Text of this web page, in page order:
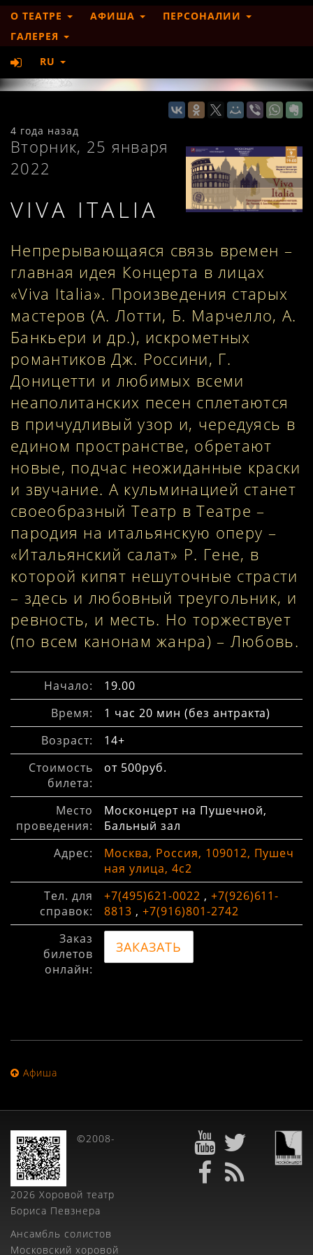
О ТЕАТРЕ АФИША
ПЕРСОНАЛИИ
ГАЛЕРЕЯ
RU
4 года назад
Вторник, 25 января
2022
VIVA ITALIA
Непрерывающаяся связь времен –
главная идея Концерта в лицах
«Viva Italia». Произведения старых
мастеров (А. Лотти, Б. Марчелло, А.
Банкьери и др.), искрометных
романтиков Дж. Россини, Г.
Доницетти и любимых всеми
неаполитанских песен сплетаются
в причудливый узор и, чередуясь в
едином пространстве, обретают
новые, подчас неожиданные краски
и звучание. А кульминацией станет
своеобразный Театр в Театре –
пародия на итальянскую оперу –
«Итальянский салат» Р. Гене, в
которой кипят нешуточные страсти
– здесь и любовный треугольник, и
ревность, и месть. Но торжествует
(по всем канонам жанра) – Любовь.
Начало:
19.00
Время:
1 час 20 мин (без антракта)
Возраст:
14+
Стоимость
билета:
от 500руб.
Место
проведения:
Москонцерт на Пушечной,
Бальный зал
Адрес:
Москва, Россия, 109012, Пушеч
ная улица, 4с2
Тел. для
справок:
+7(495)621-0022 , +7(926)611-
8813 , +7(916)801-2742
Заказ
билетов
онлайн:
ЗАКАЗАТЬ
Афиша
©2008-
2026 Хоровой театр
Бориса Певзнера
Ансамбль солистов
Московский хоровой